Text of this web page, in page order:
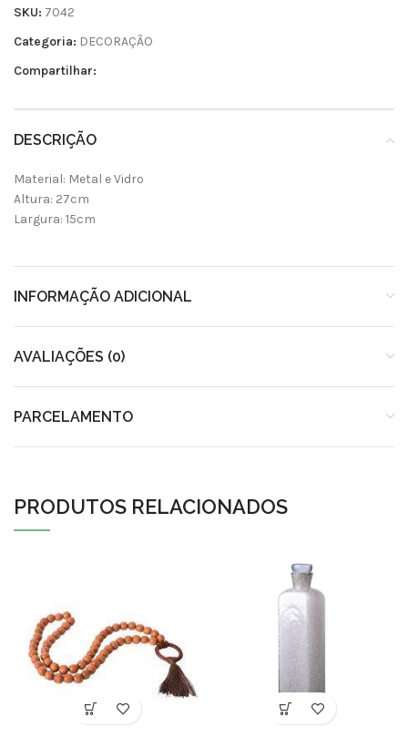
SKU: 7042
Categoria: DECORAÇÃO
Compartilhar:
DESCRIÇÃO
Material: Metal e Vidro
Altura: 27cm
Largura: 15cm
INFORMAÇÃO ADICIONAL
AVALIAÇÕES (0)
PARCELAMENTO
PRODUTOS RELACIONADOS